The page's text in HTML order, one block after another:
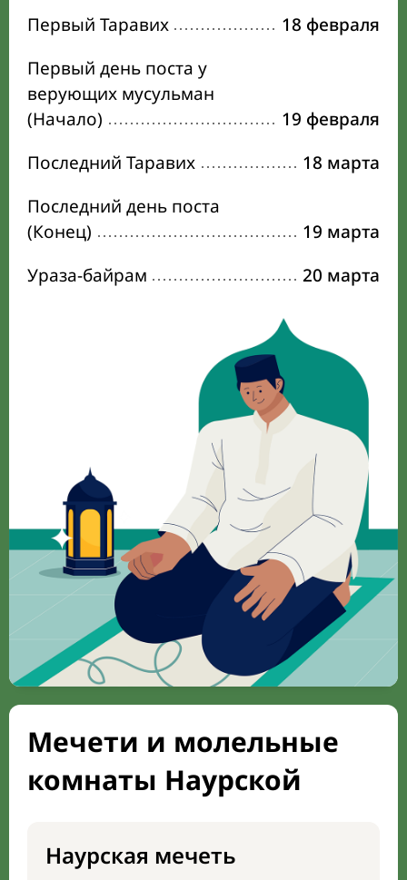
Первый Таравих
18 февраля
Первый день поста у
верующих мусульман
(Начало)
19 февраля
Последний Таравих
18 марта
Последний день поста
(Конец)
19 марта
Ураза-байрам
20 марта
Мечети и молельные
комнаты Наурской
Наурская мечеть